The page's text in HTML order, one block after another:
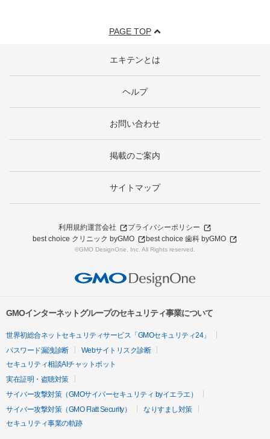
PAGE TOP
エキテンとは
ヘルプ
お問い合わせ
掲載のご案内
サイトマップ
利用規約運営会社
プライバシーポリシー
best choice クリニック byGMO
best choice 歯科 byGMO
©GMO DesignOne, Inc. All Rights reserved.
GMOインターネットグループのセキュリティ事業について
世界初総合ネットセキュリティサービス「GMOセキュリティ24」
パスワード漏洩診断
Webサイトリスク診断
セキュリティ相談AIチャットボット
実在証明・盗聴対策
サイバー攻撃対策（GMOサイバーセキュリティ byイエラエ）
サイバー攻撃対策（GMO Flatt Security）
なりすまし対策
セキュリティ事業の軌跡